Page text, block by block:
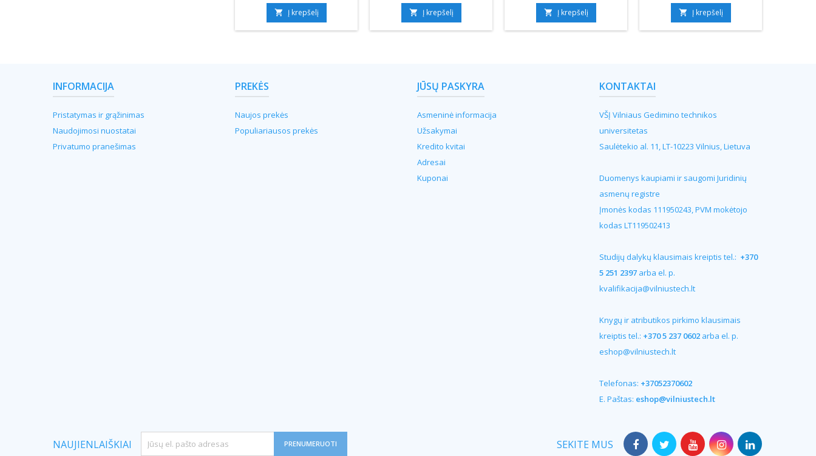
 Į krepšelį  Į krepšelį  Į krepšelį  Į krepšelį
INFORMACIJA
Pristatymas ir grąžinimas
Naudojimosi nuostatai
Privatumo pranešimas
PREKĖS
Naujos prekės
Populiariausos prekės
JŪSŲ PASKYRA
Asmeninė informacija
Užsakymai
Kredito kvitai
Adresai
Kuponai
KONTAKTAI
VŠĮ Vilniaus Gedimino technikos
universitetas
Saulėtekio al. 11, LT-10223 Vilnius, Lietuva
Duomenys kaupiami ir saugomi Juridinių
asmenų registre
Įmonės kodas 111950243, PVM mokėtojo
kodas LT119502413
Studijų dalykų klausimais kreiptis tel.: +370
5 251 2397 arba el. p.
kvalifikacija@vilniustech.lt
Knygų ir atributikos pirkimo klausimais
kreiptis tel.: +370 5 237 0602 arba el. p.
eshop@vilniustech.lt
Telefonas: +37052370602
E. Paštas: eshop@vilniustech.lt
NAUJIENLAIŠKIAI SEKITE MUS